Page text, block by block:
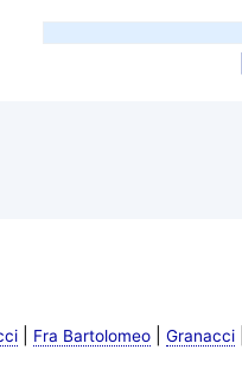
| Fra Bartolomeo| Granacci|